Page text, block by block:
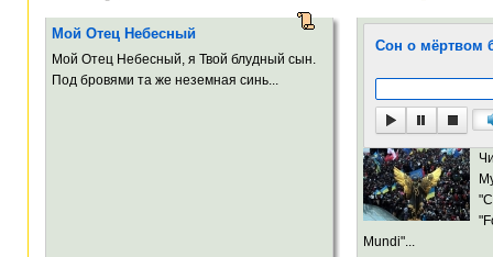
Мой Отец Небесный
Мой Отец Небесный, я Твой блудный сын.
Под бровями та же неземная синь...
Сон о мёртвом
Mundi"...